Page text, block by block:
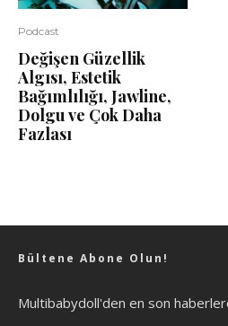
Podcast
Değişen Güzellik
Algısı, Estetik
Bağımlılığı, Jawline,
Dolgu ve Çok Daha
Fazlası
Bültene Abone Olun!
Multibabydoll'den en son